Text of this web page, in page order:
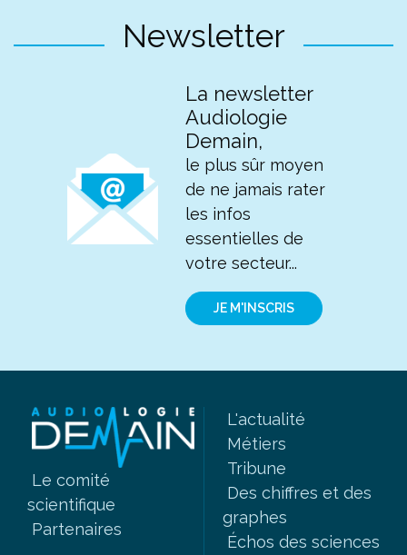
Newsletter
La newsletter
Audiologie
Demain,
le plus sûr moyen
de ne jamais rater
les infos
essentielles de
votre secteur...
JE M'INSCRIS
Le comité
scientifique
Partenaires
L'actualité
Métiers
Tribune
Des chiffres et des
graphes
Échos des sciences